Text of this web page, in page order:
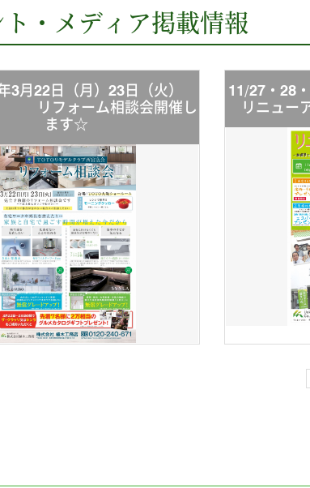
・メディア掲載情報
3月22日（月）23日（火）
ォーム相談会開催し
ます☆
11/27・
リニュー